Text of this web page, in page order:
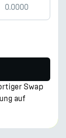
Swap
auf